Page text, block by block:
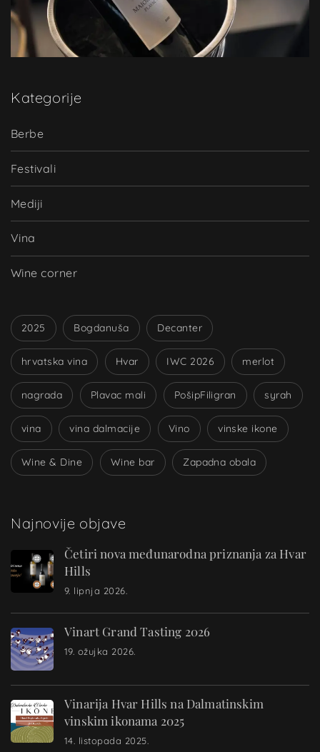
Kategorije
Berbe
Festivali
Mediji
Vina
Wine corner
2025 Bogdanuša Decanter
hrvatska vina Hvar IWC 2026 merlot
nagrada Plavac mali PošipFiligran syrah
vina vina dalmacije Vino vinske ikone
Wine & Dine Wine bar Zapadna obala
Najnovije objave
Četiri nova međunarodna priznanja za Hvar
Hills
9. lipnja 2026.
Vinart Grand Tasting 2026
19. ožujka 2026.
Vinarija Hvar Hills na Dalmatinskim
vinskim ikonama 2025
14. listopada 2025.